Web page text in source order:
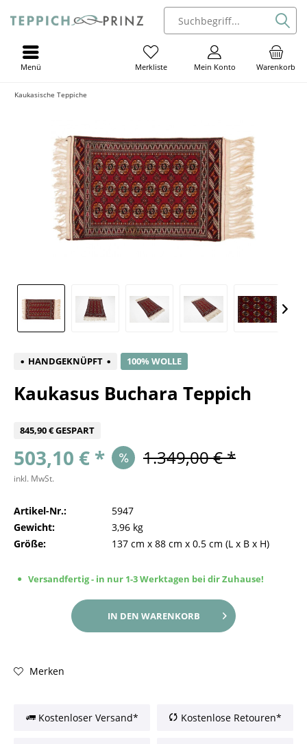
Warenkorb
Mein Konto
Merkliste
Menü
Kaukasische Teppiche
HANDGEKNÜPFT 100% WOLLE
Kaukasus Buchara Teppich
845,90 € GESPART
503,10 € * 1.349,00 € *
inkl. MwSt.
Artikel-Nr.:
5947
Gewicht:
3,96 kg
Größe:
137 cm x 88 cm x 0.5 cm (L x B x H)
Versandfertig - in nur 1-3 Werktagen bei dir Zuhause!
IN DEN WARENKORB
Merken
Kostenloser Versand* Kostenlose Retouren*